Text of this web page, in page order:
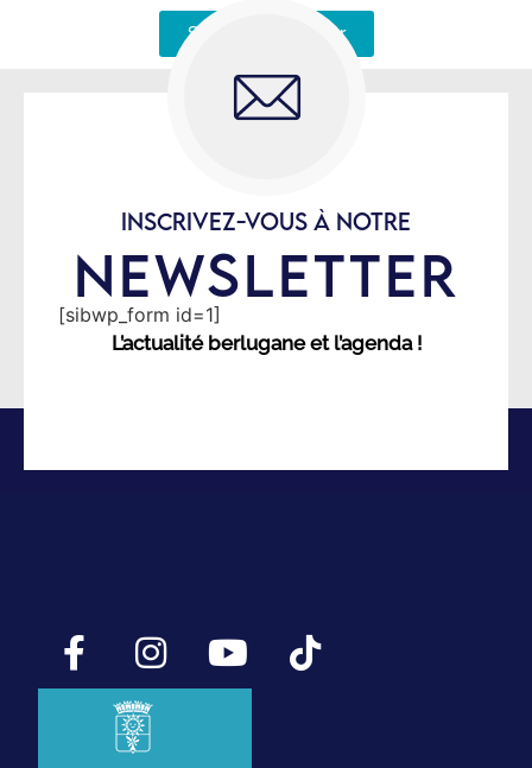
Signaler une erreur
INSCRIVEZ-VOUS À NOTRE
NEWSLETTER
[sibwp_form id=1]
L’actualité berlugane et l’agenda !